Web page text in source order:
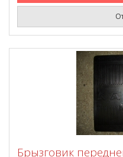
Брызговик